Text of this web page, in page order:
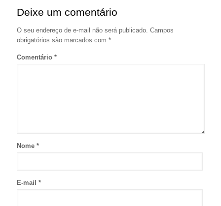
Deixe um comentário
O seu endereço de e-mail não será publicado. Campos
obrigatórios são marcados com *
Comentário *
Nome *
E-mail *